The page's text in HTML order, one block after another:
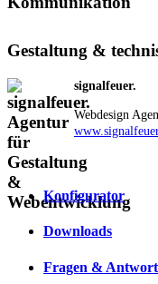
Gestaltung &
signalfeuer.
Webdesign
Konfigurator
Downloads
Fragen &